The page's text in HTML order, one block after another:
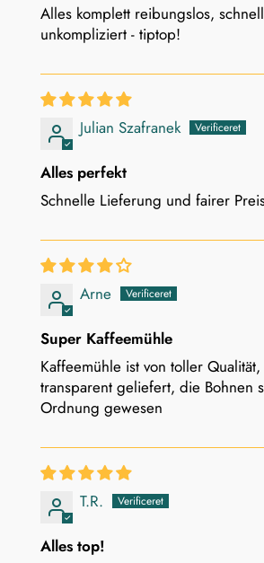
Alles komplett reibungslos,
unkompliziert - tiptop!
Julian Szafranek
Alles perfekt
Schnelle Lieferung und fairer
Arne
Super Kaffeemühle
Kaffeemühle ist von toller
transparent geliefert, die Bohnen
Ordnung gewesen
T.R.
Alles top!